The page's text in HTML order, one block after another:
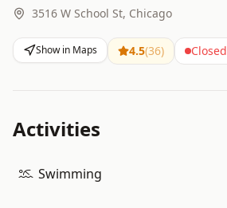
3516 W School St, Chicago
Show in Maps 4.5(36) Closed
Activities
Swimming